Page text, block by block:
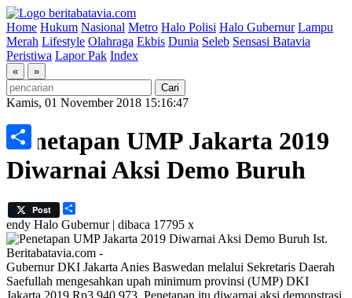
Home Hukum Nasional Metro Halo Polisi Halo Gubernur Lampu
Merah Lifestyle Olahraga Ekbis Dunia Seleb Sensasi Batavia
Peristiwa Lapor Pak Index
« »
Kamis, 01 November 2018 15:16:47
Penetapan UMP Jakarta 2019
Diwarnai Aksi Demo Buruh
Post
endy Halo Gubernur | dibaca 17795 x
Ist.
Beritabatavia.com -
Gubernur DKI Jakarta Anies Baswedan melalui Sekretaris Daerah
Saefullah mengesahkan upah minimum provinsi (UMP) DKI
Jakarta 2019 Rp3.940.973. Penetapan itu diwarnai aksi demonstrasi
Share